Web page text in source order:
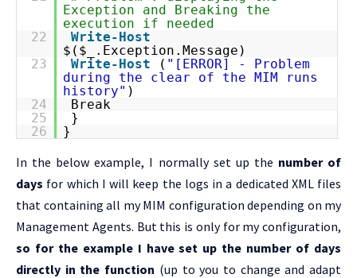
Exception and Breaking the
execution if needed
22
Write-Host
$($_.Exception.Message)
23
Write-Host ( "[ERROR] - Problem
during the clear of the MIM runs
history" )
24
Break
25
}
26
}
In the below example, I normally set up the number of
days for which I will keep the logs in a dedicated XML files
that containing all my MIM configuration depending on my
Management Agents. But this is only for my configuration,
so for the example I have set up the number of days
directly in the function (up to you to change and adapt